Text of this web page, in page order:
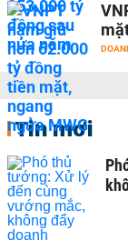
Tin mới